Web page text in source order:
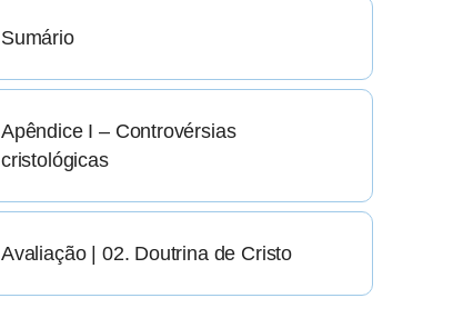
Sumário
Apêndice I – Controvérsias
cristológicas
Avaliação | 02. Doutrina de Cristo